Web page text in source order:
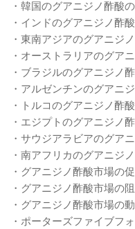
・韓国のグアニジノ酢酸
・インドのグアニジノ酢
・東南アジアのグアニジ
・オーストラリアのグア
・ブラジルのグアニジノ
・アルゼンチンのグアニ
・トルコのグアニジノ酢
・エジプトのグアニジノ
・サウジアラビアのグア
・南アフリカのグアニジ
・グアニジノ酢酸市場の
・グアニジノ酢酸市場の
・グアニジノ酢酸市場の
・ポーターズファイブフ